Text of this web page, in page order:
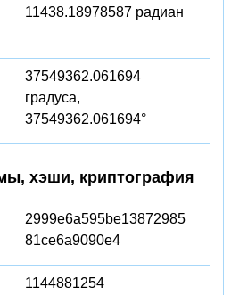
11438.18978587 радиан
37549362.061694
градуса,
37549362.061694°
хэши, криптография
2999e6a595be13872985
81ce6a9090e4
1144881254